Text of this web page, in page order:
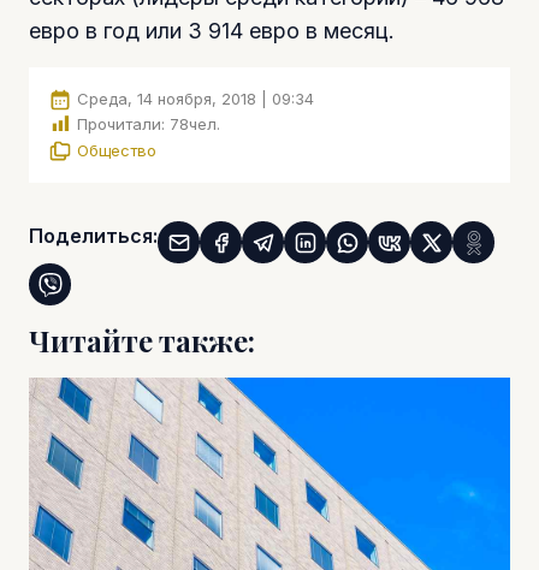
евро в год или 3 914 евро в месяц.
Среда, 14 ноября, 2018 | 09:34
Прочитали: 78чел.
Общество
Поделиться:
Читайте также: